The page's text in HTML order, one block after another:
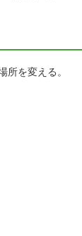
を変える。